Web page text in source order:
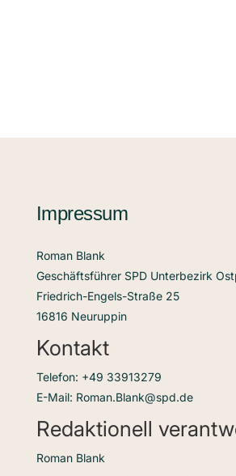
Impressum
Roman Blank
Geschäftsführer SPD Unterbezirk
Friedrich-Engels-Straße 25
16816 Neuruppin
Kontakt
Telefon: +49 33913279
E-Mail: Roman.Blank@spd.de
Redaktionell
Roman Blank